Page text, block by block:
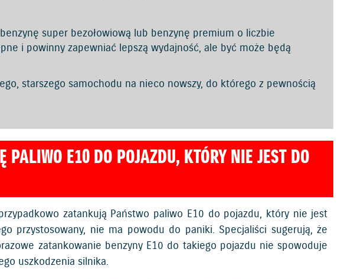
super bezołowiową lub benzynę premium o liczbie
i powinny zapewniać lepszą wydajność, ale być może będą
starszego samochodu na nieco nowszy, do którego z pewnością
PALIWO E10 DO POJAZDU, KTÓRY NIE JEST DO
zatankują Państwo paliwo E10 do pojazdu, który nie jest
przystosowany, nie ma powodu do paniki. Specjaliści sugerują, że
zatankowanie benzyny E10 do takiego pojazdu nie spowoduje
uszkodzenia silnika.